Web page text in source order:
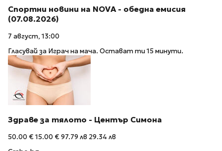
Спортни новини на NOVA - обедна емисия
(07.08.2026)
7 август, 13:00
Гласувай за Играч на мача. Остават ти 15 минути.
Здраве за тялото - Център Симона
50.00 €15.00 €97.79 лв 29.34 лв